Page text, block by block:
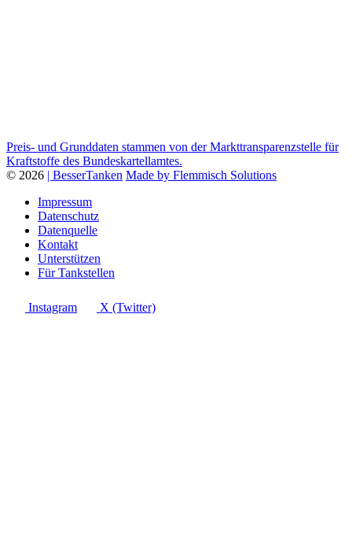
Preis- und Grunddaten stammen von der Markttransparenzstelle für
Kraftstoffe des Bundeskartellamtes.
© 2026 | BesserTanken Made by Flemmisch Solutions
Impressum
Datenschutz
Datenquelle
Kontakt
Unterstützen
Für Tankstellen
Instagram X (Twitter)